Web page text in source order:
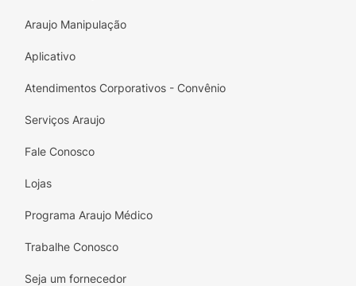
Araujo Manipulação
Aplicativo
Atendimentos Corporativos - Convênio
Serviços Araujo
Fale Conosco
Lojas
Programa Araujo Médico
Trabalhe Conosco
Seja um fornecedor